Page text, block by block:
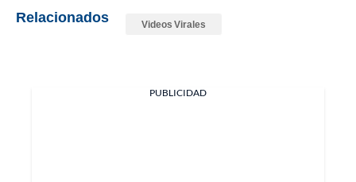
Relacionados Videos Virales
PUBLICIDAD